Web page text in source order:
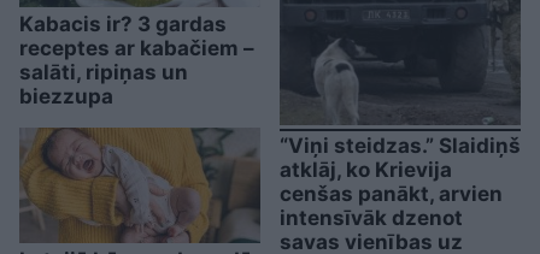
Kabacis ir? 3 gardas
receptes ar kabačiem –
salāti, ripiņas un
biezzupa
“Viņi steidzas.” Slaidiņš
atklāj, ko Krievija
cenšas panākt, arvien
intensīvāk dzenot
savas vienības uz